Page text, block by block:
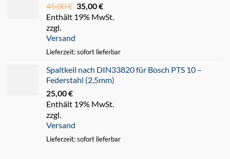
45,00€ Ursprünglicher
Preis
35,00€Aktueller
Preis
Enthält 19% MwSt.
zzgl.
Versand
Lieferzeit: sofort lieferbar
Spaltkeil nach DIN33820 für Bosch PTS 10 –
Federstahl (2,5mm)
25,00€
Enthält 19% MwSt.
zzgl.
Versand
Lieferzeit: sofort lieferbar